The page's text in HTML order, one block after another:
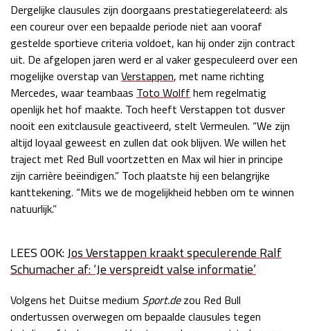
Kwalificatie
za 19:00 - 20:00
Race
zo 17:00 - 19:00
Dergelijke clausules zijn doorgaans prestatiegerelateerd: als
een coureur over een bepaalde periode niet aan vooraf
gestelde sportieve criteria voldoet, kan hij onder zijn contract
uit. De afgelopen jaren werd er al vaker gespeculeerd over een
mogelijke overstap van Verstappen, met name richting
Mercedes, waar teambaas Toto Wolff hem regelmatig
openlijk het hof maakte. Toch heeft Verstappen tot dusver
nooit een exitclausule geactiveerd, stelt Vermeulen. “We zijn
altijd loyaal geweest en zullen dat ook blijven. We willen het
traject met Red Bull voortzetten en Max wil hier in principe
zijn carrière beëindigen.” Toch plaatste hij een belangrijke
kanttekening. “Mits we de mogelijkheid hebben om te winnen
natuurlijk.”
LEES OOK:Jos Verstappen kraakt speculerende Ralf
Schumacher af: ‘Je verspreidt valse informatie’
Volgens het Duitse medium Sport.dezou Red Bull
ondertussen overwegen om bepaalde clausules tegen